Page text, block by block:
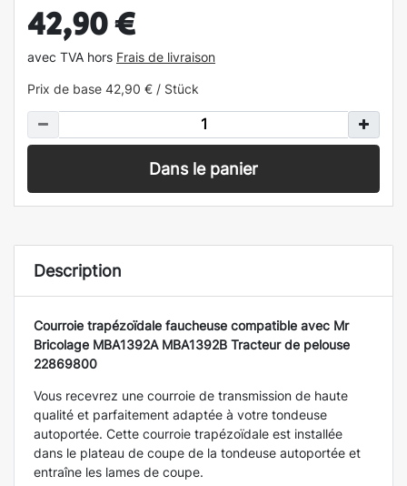
42,90 €
avec TVA hors Frais de livraison
Prix de base 42,90 € / Stück
Dans le panier
Description
Courroie trapézoïdale faucheuse compatible avec Mr
Bricolage MBA1392A MBA1392B Tracteur de pelouse
22869800
Vous recevrez une courroie de transmission de haute
qualité et parfaitement adaptée à votre tondeuse
autoportée. Cette courroie trapézoïdale est installée
dans le plateau de coupe de la tondeuse autoportée et
entraîne les lames de coupe.